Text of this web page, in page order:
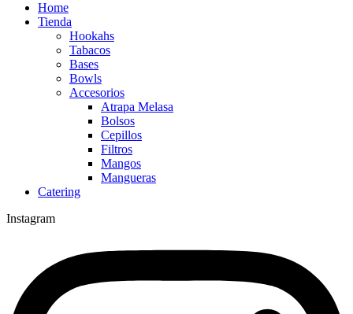
Home
Tienda
Hookahs
Tabacos
Bases
Bowls
Accesorios
Atrapa Melasa
Bolsos
Cepillos
Filtros
Mangos
Mangueras
Catering
Instagram